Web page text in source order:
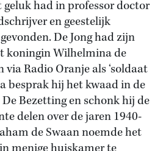
had in professor doctor
en geestelijk
De Jong had zijn
koningin Wilhelmina de
via Radio Oranje als ‘soldaat
besprak hij het kwaad in de
Bezetting en schonk hij de
delen over de jaren 1940-
de Swaan noemde het